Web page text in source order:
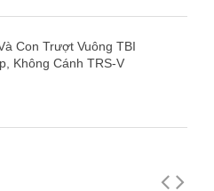
Con Trượt Vuông TBI
Không Cánh TRS-V